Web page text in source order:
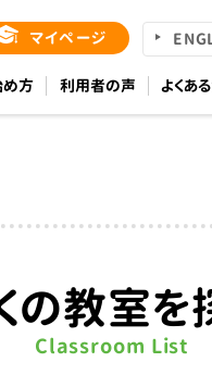
マイページ
方 利用者の声 よくあ
の教室を
Classroom List